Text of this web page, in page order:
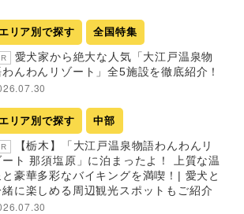
エリア別で探す 全国特集
愛犬家から絶大な人気「大江戸温泉物
わんわんリゾート」全5施設を徹底紹介！
エリア別で探す 中部
【栃木】「大江戸温泉物語わんわんリ
ート 那須塩原」に泊まったよ！ 上質な温
と豪華多彩なバイキングを満喫！| 愛犬と
緒に楽しめる周辺観光スポットもご紹介